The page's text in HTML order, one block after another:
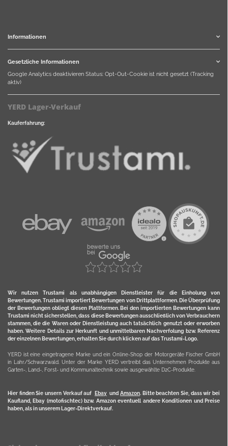
Informationen
Gesetzliche Informationen
Google Analytics deaktivieren Status: Opt-Out-Cookie ist nicht gesetzt (Tracking
aktiv)
YERD Lager-Verkauf
Kauferfahrung:
Wir nutzen Trustami als unabhängigen Dienstleister für die Einholung von
Bewertungen. Trustami importiert Bewertungen von Drittplattformen. Die Überprüfung
der Bewertungen obliegt diesen Plattformen. Bei den importierten Bewertungen kann
Trustami nicht sicherstellen, dass diese Bewertungen ausschließlich von Verbrauchern
stammen, die die Waren oder Dienstleistung auch tatsächlich genutzt oder erworben
haben. Weitere Details zur Herkunft und unmittelbaren Nachverfolung bzw. Referenz
der einzelnen Bewertungen, erhalten Sie durch klicken auf das Trustami-Logo.
YERD ist eine eingetragene Marke und ein Online-Shop der Motorgeräte Fischer GmbH
in Lahr/Schwarzwald. Unter der Marke YERD vertreibt das Unternehmen Produkte aus
Garten-, Land-, Forst- und Kommunaltechnik sowie ausgewählte D2C-Produkte.
Hier finden Sie unsern Verkauf auf Ebayund Amazon. Bitte beachten Sie, dass wir bei
Kaufland, Ebay (motofischtec) bzw. Amazon eventuell andere Konditionen und Preise
haben, als in unserem Lager-Direktverkauf.